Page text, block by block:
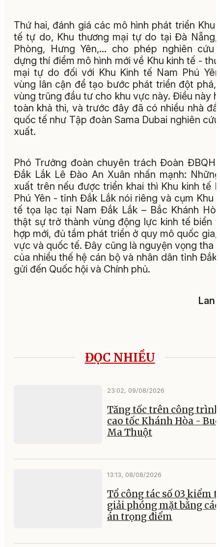
Thứ hai, đánh giá các mô hình phát triển Khu
tế tự do, Khu thương mại tự do tại Đà Nẵng,
Phòng, Hưng Yên,… cho phép nghiên cứu
dựng thí điểm mô hình mới về Khu kinh tế -
mại tự do đối với Khu Kinh tế Nam Phú
vùng lân cận để tạo bước phát triển đột phá,
vùng trũng đầu tư cho khu vực này. Điều này
toàn khả thi, và trước đây đã có nhiều nhà
quốc tế như Tập đoàn Sama Dubai nghiên
xuất.
Phó Trưởng đoàn chuyên trách Đoàn ĐBQH
Đắk Lắk Lê Đào An Xuân nhấn mạnh:
xuất trên nếu được triển khai thì Khu kinh tế
Phú Yên - tỉnh Đắk Lắk nói riêng và cụm Khu
tế tọa lạc tại Nam Đắk Lắk – Bắc Khánh
thật sự trở thành vùng động lực kinh tế biển
hợp mới, đủ tầm phát triển ở quy mô quốc gia,
vực và quốc tế. Đây cũng là nguyện vọng tha
của nhiều thế hệ cán bộ và nhân dân tỉnh Đắk
gửi đến Quốc hội và Chính phủ.
Lan
ĐỌC NHIỀU
23:02, 09/08/2026
Tăng tốc trên công trình
cao tốc Khánh Hòa -
Ma Thuột
13:13, 08/08/2026
Tổ công tác số 03 kiểm
giải phóng mặt bằng
án trọng điểm